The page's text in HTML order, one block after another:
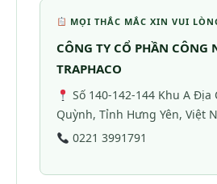
MỌI THẮC MẮC XIN VUI
CÔNG TY CỔ PHẦN CÔNG
TRAPHACO
Số 140-142-144 Khu A Địa
Quỳnh, Tỉnh Hưng Yên, Việt
0221 3991791